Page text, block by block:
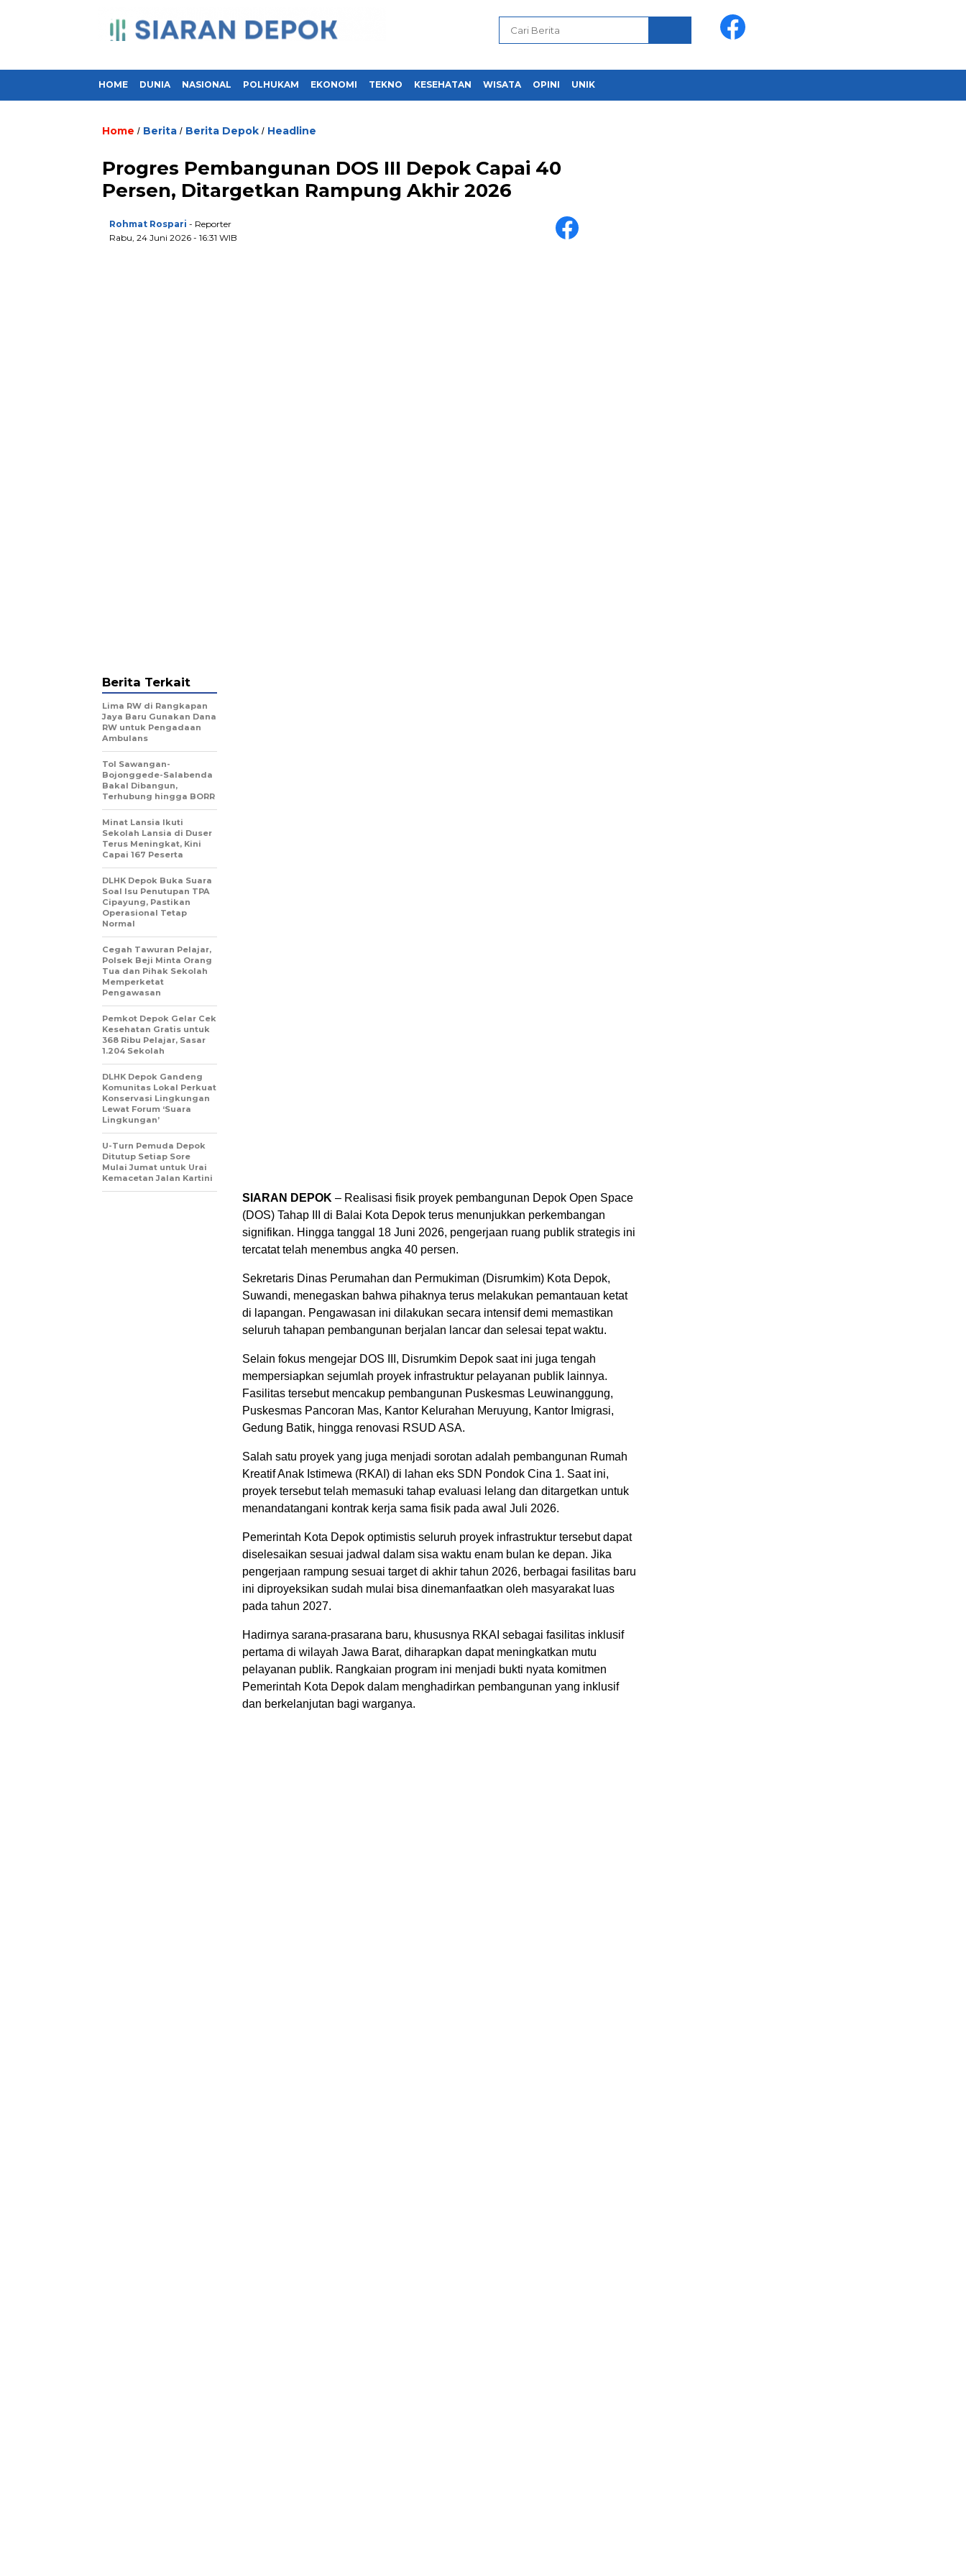
HOME DUNIA NASIONAL POLHUKAM EKONOMI TEKNO KESEHATAN WISATA OPINI UNIK
Home / Berita / Berita Depok / Headline
Progres Pembangunan DOS III Depok Capai 40
Persen, Ditargetkan Rampung Akhir 2026
Rohmat Rospari - Reporter
Rabu, 24 Juni 2026 - 16:31 WIB
SIARAN DEPOK – Realisasi fisik proyek pembangunan Depok Open Space
(DOS) Tahap III di Balai Kota Depok terus menunjukkan perkembangan
signifikan. Hingga tanggal 18 Juni 2026, pengerjaan ruang publik strategis ini
tercatat telah menembus angka 40 persen.
Sekretaris Dinas Perumahan dan Permukiman (Disrumkim) Kota Depok,
Suwandi, menegaskan bahwa pihaknya terus melakukan pemantauan ketat
di lapangan. Pengawasan ini dilakukan secara intensif demi memastikan
seluruh tahapan pembangunan berjalan lancar dan selesai tepat waktu.
Selain fokus mengejar DOS III, Disrumkim Depok saat ini juga tengah
mempersiapkan sejumlah proyek infrastruktur pelayanan publik lainnya.
Fasilitas tersebut mencakup pembangunan Puskesmas Leuwinanggung,
Puskesmas Pancoran Mas, Kantor Kelurahan Meruyung, Kantor Imigrasi,
Gedung Batik, hingga renovasi RSUD ASA.
Salah satu proyek yang juga menjadi sorotan adalah pembangunan Rumah
Kreatif Anak Istimewa (RKAI) di lahan eks SDN Pondok Cina 1. Saat ini,
proyek tersebut telah memasuki tahap evaluasi lelang dan ditargetkan untuk
menandatangani kontrak kerja sama fisik pada awal Juli 2026.
Pemerintah Kota Depok optimistis seluruh proyek infrastruktur tersebut dapat
diselesaikan sesuai jadwal dalam sisa waktu enam bulan ke depan. Jika
pengerjaan rampung sesuai target di akhir tahun 2026, berbagai fasilitas baru
ini diproyeksikan sudah mulai bisa dinemanfaatkan oleh masyarakat luas
pada tahun 2027.
Hadirnya sarana-prasarana baru, khususnya RKAI sebagai fasilitas inklusif
pertama di wilayah Jawa Barat, diharapkan dapat meningkatkan mutu
pelayanan publik. Rangkaian program ini menjadi bukti nyata komitmen
Pemerintah Kota Depok dalam menghadirkan pembangunan yang inklusif
dan berkelanjutan bagi warganya.
Berita Terkait
Lima RW di Rangkapan
Jaya Baru Gunakan Dana
RW untuk Pengadaan
Ambulans
Tol Sawangan-
Bojonggede-Salabenda
Bakal Dibangun,
Terhubung hingga BORR
Minat Lansia Ikuti
Sekolah Lansia di Duser
Terus Meningkat, Kini
Capai 167 Peserta
DLHK Depok Buka Suara
Soal Isu Penutupan TPA
Cipayung, Pastikan
Operasional Tetap
Normal
Cegah Tawuran Pelajar,
Polsek Beji Minta Orang
Tua dan Pihak Sekolah
Memperketat
Pengawasan
Pemkot Depok Gelar Cek
Kesehatan Gratis untuk
368 Ribu Pelajar, Sasar
1.204 Sekolah
DLHK Depok Gandeng
Komunitas Lokal Perkuat
Konservasi Lingkungan
Lewat Forum ‘Suara
Lingkungan’
U-Turn Pemuda Depok
Ditutup Setiap Sore
Mulai Jumat untuk Urai
Kemacetan Jalan Kartini